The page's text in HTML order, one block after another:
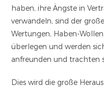
haben, ihre Ängste in
verwandeln, sind der
Wertungen, Haben-
überlegen und werden
anfreunden und trachten
Dies wird die große